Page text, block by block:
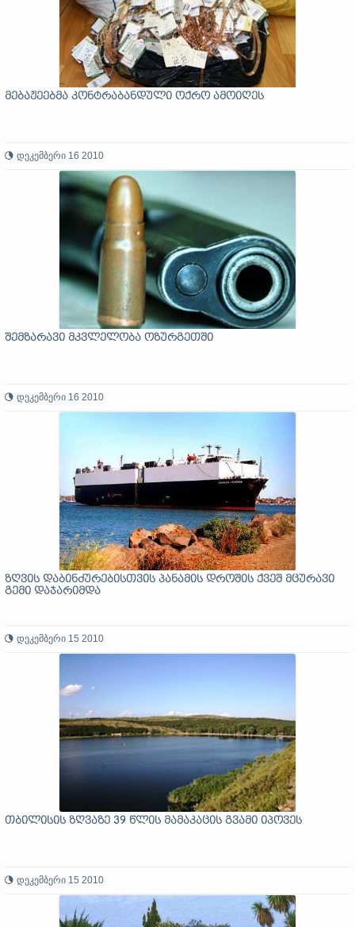
მებაჟეებმა კონტრაბანდული ოქრო ამოიღეს
დეკემბერი 16 2010
შემზარავი მკვლელობა ოზურგეთში
დეკემბერი 16 2010
ზღვის დაბინძურებისთვის პანამის დროშის ქვეშ მცურავი
გემი დაჯარიმდა
დეკემბერი 15 2010
თბილისის ზღვაზე 39 წლის მამაკაცის გვამი იპოვეს
დეკემბერი 15 2010